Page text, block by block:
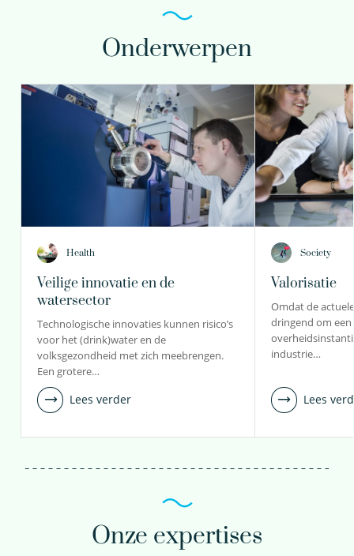
Onderwerpen
Health
Veilige innovatie en de
watersector
Technologische innovaties kunnen risico’s
voor het (drink)water en de
volksgezondheid met zich meebrengen.
Een grotere…
Lees verder
Society
Valorisatie
Omdat de
dringend om
industrie…
Lees
Onze expertises